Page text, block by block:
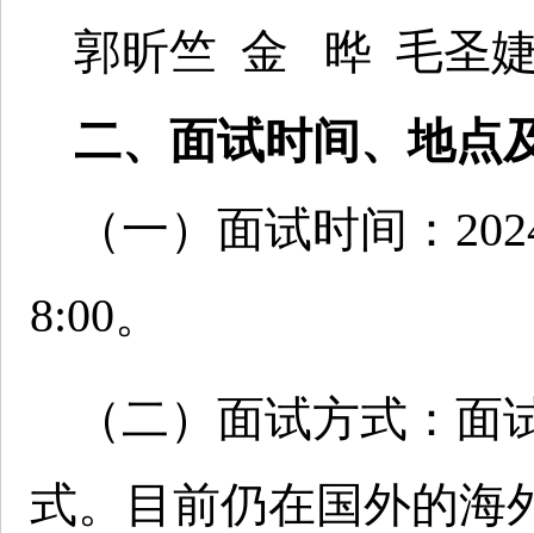
郭昕竺 金 晔 毛圣
二、面试时间、地点
（一）面试时间：
8:00。
（二）面试方式：
式。目前仍在国外的海